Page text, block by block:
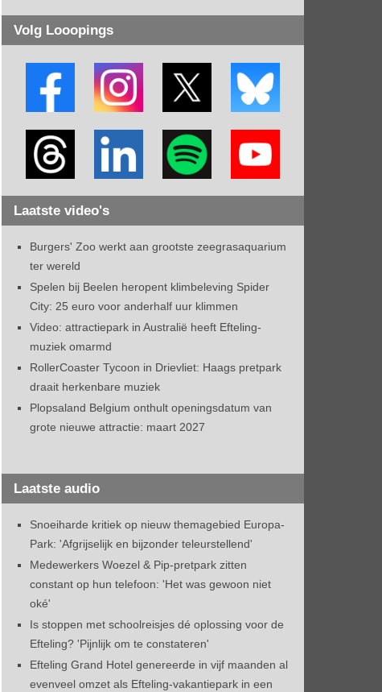
Volg Looopings
Laatste video's
Burgers' Zoo werkt aan grootste zeegrasaquarium
ter wereld
Spelen bij Beelen heropent klimbeleving Spider
City: 25 euro voor anderhalf uur klimmen
Video: attractiepark in Australië heeft Efteling-
muziek omarmd
RollerCoaster Tycoon in Drievliet: Haags pretpark
draait herkenbare muziek
Plopsaland Belgium onthult openingsdatum van
grote nieuwe attractie: maart 2027
Laatste audio
Snoeiharde kritiek op nieuw themagebied Europa-
Park: 'Afgrijselijk en bijzonder teleurstellend'
Medewerkers Woezel & Pip-pretpark zitten
constant op hun telefoon: 'Het was gewoon niet
oké'
Is stoppen met schoolreisjes dé oplossing voor de
Efteling? 'Pijnlijk om te constateren'
Efteling Grand Hotel genereerde in vijf maanden al
evenveel omzet als Efteling-vakantiepark in een